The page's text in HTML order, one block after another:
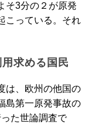
そ3分の２が原発
こっている。それ
求める国民
は、欧州の他国の
島第一原発事故の
た世論調査で